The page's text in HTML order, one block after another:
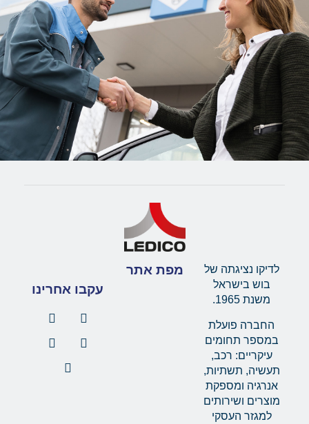
לדיקו נציגתה של
בוש בישראל
משנת 1965.
החברה פועלת
במספר תחומים
עיקריים: רכב,
תעשיה, תשתיות,
אנרגיה ומספקת
מוצרים ושירותים
למגזר העסקי
מפת אתר
עקבו אחרינו